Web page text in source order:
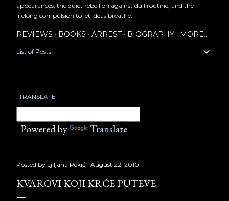
appearances, the quiet rebellion against dull routine, and the
lifelong compulsion to let ideas breathe.
REVIEWS BOOKS ARREST BIOGRAPHY MORE…
List of Posts
-TRANSLATE-
Powered by Translate
Posted by Ljiljana Pekić August 22, 2010
KVAROVI KOJI KRČE PUTEVE